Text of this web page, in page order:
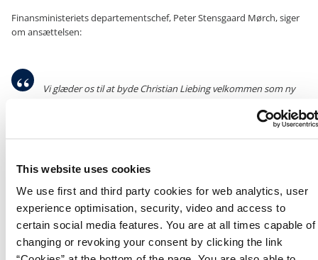
This website uses cookies
We use first and third party cookies for web analytics, user
experience optimisation, security, video and access to
certain social media features. You are at all times capable of
changing or revoking your consent by clicking the link
Finansministeriets departementschef, Peter Stensgaard Mørch, siger
om ansættelsen:
Vi glæder os til at byde Christian Liebing velkommen som ny
erfaring fra hele styringskæden – lige fra daglig drift i en
styrelse til betjening af regeringens centrale udvalg - og med en
at forhandle overenskomster samt at understøtte og udvikle
statens ledere og arbejdspladser. Peter Stensgaard Mørch,
departementschef i Finansministeriet.
Christian Liebing ser frem til at starte som direktør for Medarbejder-